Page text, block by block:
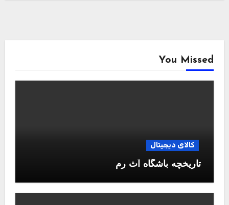
You Missed
کالای دیجیتال
تاریخچه باشگاه آث رم